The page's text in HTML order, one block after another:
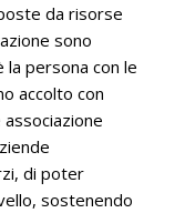
da risorse
sono
la persona con le
accolto con
di poter
sostenendo